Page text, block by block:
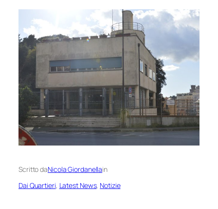
Scritto daNicola Giordanellain
Dai Quartieri, Latest News, Notizie